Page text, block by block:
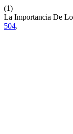
(1)
La Importancia De
504.